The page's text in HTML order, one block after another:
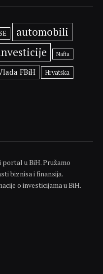
automobili
Nafta
FBiH Hrvatska
u BiH. Pružamo
biznisa i finansija.
o investicijama u BiH.